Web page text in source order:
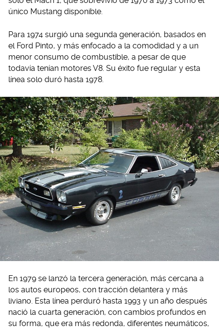
único Mustang disponible.
Para 1974 surgió una segunda generación, basados en
el Ford Pinto, y más enfocado a la comodidad y a un
menor consumo de combustible, a pesar de que
todavía tenían motores V8. Su éxito fue regular y esta
línea solo duró hasta 1978.
En 1979 se lanzó la tercera generación, más cercana a
los autos europeos, con tracción delantera y más
liviano. Esta línea perduró hasta 1993 y un año después
nació la cuarta generación, con cambios profundos en
su forma, que era más redonda, diferentes neumáticos,